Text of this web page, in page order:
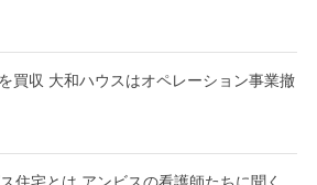
買収 大和ハウスはオペレーション事業撤